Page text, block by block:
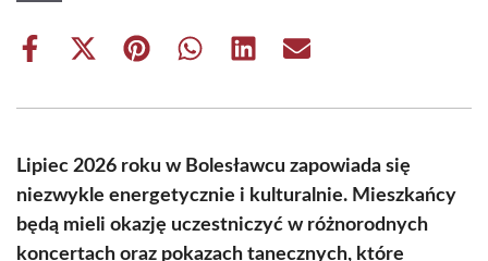
Share
Share
(Twitter)
Share Share Share Share
Lipiec 2026 roku w Bolesławcu zapowiada się
niezwykle energetycznie i kulturalnie. Mieszkańcy
będą mieli okazję uczestniczyć w różnorodnych
koncertach oraz pokazach tanecznych, które